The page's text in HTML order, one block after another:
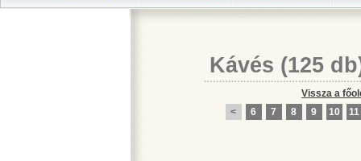
Kávés (125
Vissza a
<
6 7 8 9 10 11